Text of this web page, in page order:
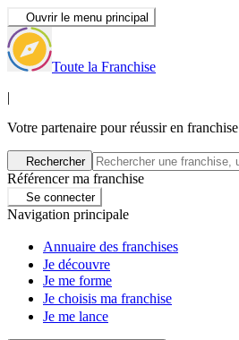
Ouvrir le menu principal
Toute la Franchise
|
Votre partenaire pour réussir en franchise
Rechercher
Référencer ma franchise
Se connecter
Navigation principale
Annuaire des franchises
Je découvre
Je me forme
Je choisis ma franchise
Je me lance